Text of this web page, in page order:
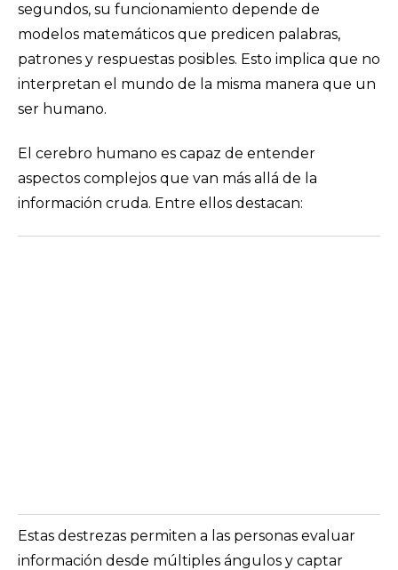
segundos, su funcionamiento depende de
modelos matemáticos que predicen palabras,
patrones y respuestas posibles. Esto implica que no
interpretan el mundo de la misma manera que un
ser humano.
El cerebro humano es capaz de entender
aspectos complejos que van más allá de la
información cruda. Entre ellos destacan:
Estas destrezas permiten a las personas evaluar
información desde múltiples ángulos y captar